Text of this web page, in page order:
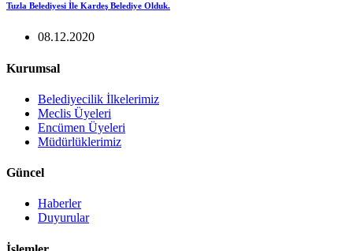
Tuzla Belediyesi İle Kardeş Belediye Olduk.
08.12.2020
Kurumsal
Belediyecilik İlkelerimiz
Meclis Üyeleri
Encümen Üyeleri
Müdürlüklerimiz
Güncel
Haberler
Duyurular